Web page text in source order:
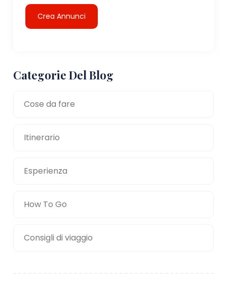
Crea Annunci
Categorie Del Blog
Cose da fare
Itinerario
Esperienza
How To Go
Consigli di viaggio